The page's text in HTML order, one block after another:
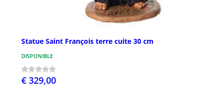
Statue Saint François terre cuite 30 cm
DISPONIBLE
€ 329,00